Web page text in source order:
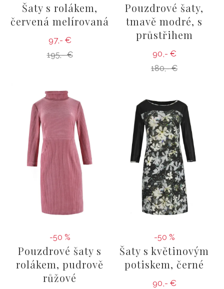
Šaty s rolákem,
červená melírovaná
97,- €
195,- €
Pouzdrové šaty,
tmavě modré, s
průstřihem
90,- €
180,- €
-50 %
Pouzdrové šaty s
rolákem, pudrově
růžové
-50 %
Šaty s květinovým
potiskem, černé
90,- €